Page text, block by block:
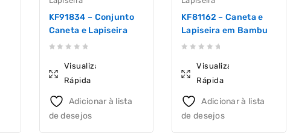
KF91834 – Conjunto
Caneta e Lapiseira
Visualização
Rápida
Adicionar à lista
de desejos
KF81162 – Caneta e
Lapiseira em Bambu
Visualização
Rápida
Adicionar à lista
de desejos